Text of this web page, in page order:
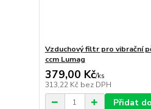
Vzduchový filtr pro vibrační
ccm Lumag
379,00 Kč/ks
313,22 Kč bez DPH
Přidat